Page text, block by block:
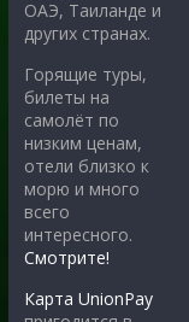
ОАЭ, Таиланде и
других странах.
Горящие туры,
билеты на
самолёт по
низким ценам,
отели близко к
морю и много
всего
интересного.
Смотрите!
Карта UnionPay